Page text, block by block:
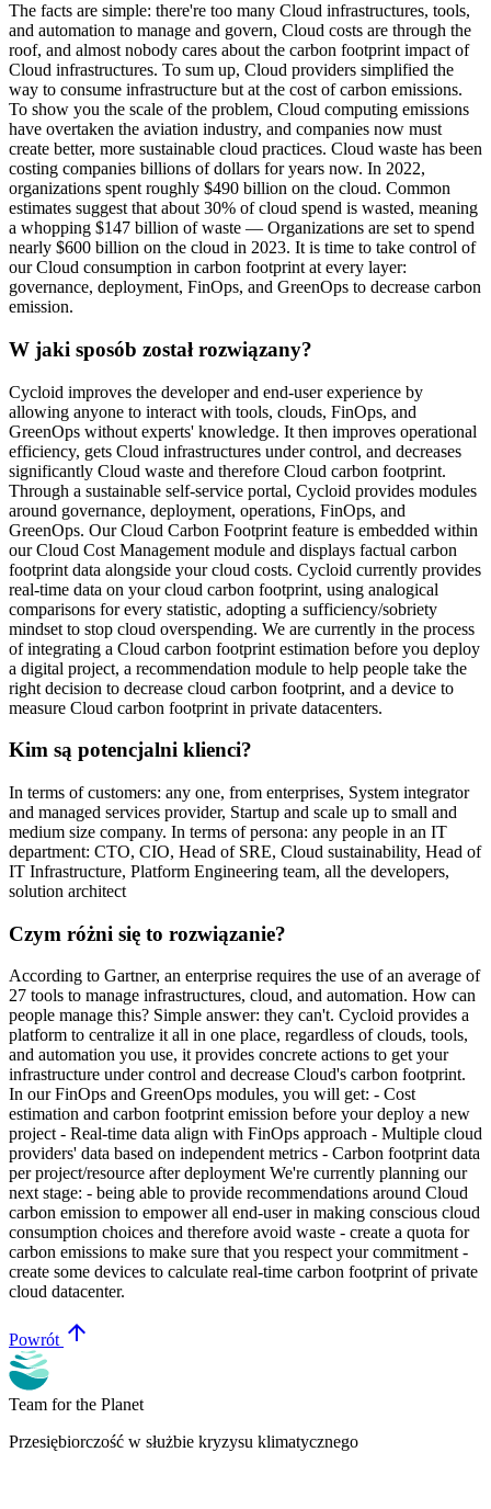
The facts are simple: there're too many Cloud infrastructures, tools,
and automation to manage and govern, Cloud costs are through the
roof, and almost nobody cares about the carbon footprint impact of
Cloud infrastructures. To sum up, Cloud providers simplified the
way to consume infrastructure but at the cost of carbon emissions.
To show you the scale of the problem, Cloud computing emissions
have overtaken the aviation industry, and companies now must
create better, more sustainable cloud practices. Cloud waste has been
costing companies billions of dollars for years now. In 2022,
organizations spent roughly $490 billion on the cloud. Common
estimates suggest that about 30% of cloud spend is wasted, meaning
a whopping $147 billion of waste — Organizations are set to spend
nearly $600 billion on the cloud in 2023. It is time to take control of
our Cloud consumption in carbon footprint at every layer:
governance, deployment, FinOps, and GreenOps to decrease carbon
emission.
W jaki sposób został rozwiązany?
Cycloid improves the developer and end-user experience by
allowing anyone to interact with tools, clouds, FinOps, and
GreenOps without experts' knowledge. It then improves operational
efficiency, gets Cloud infrastructures under control, and decreases
significantly Cloud waste and therefore Cloud carbon footprint.
Through a sustainable self-service portal, Cycloid provides modules
around governance, deployment, operations, FinOps, and
GreenOps. Our Cloud Carbon Footprint feature is embedded within
our Cloud Cost Management module and displays factual carbon
footprint data alongside your cloud costs. Cycloid currently provides
real-time data on your cloud carbon footprint, using analogical
comparisons for every statistic, adopting a sufficiency/sobriety
mindset to stop cloud overspending. We are currently in the process
of integrating a Cloud carbon footprint estimation before you deploy
a digital project, a recommendation module to help people take the
right decision to decrease cloud carbon footprint, and a device to
measure Cloud carbon footprint in private datacenters.
Kim są potencjalni klienci?
In terms of customers: any one, from enterprises, System integrator
and managed services provider, Startup and scale up to small and
medium size company. In terms of persona: any people in an IT
department: CTO, CIO, Head of SRE, Cloud sustainability, Head of
IT Infrastructure, Platform Engineering team, all the developers,
solution architect
Czym różni się to rozwiązanie?
According to Gartner, an enterprise requires the use of an average of
27 tools to manage infrastructures, cloud, and automation. How can
people manage this? Simple answer: they can't. Cycloid provides a
platform to centralize it all in one place, regardless of clouds, tools,
and automation you use, it provides concrete actions to get your
infrastructure under control and decrease Cloud's carbon footprint.
In our FinOps and GreenOps modules, you will get: - Cost
estimation and carbon footprint emission before your deploy a new
project - Real-time data align with FinOps approach - Multiple cloud
providers' data based on independent metrics - Carbon footprint data
per project/resource after deployment We're currently planning our
next stage: - being able to provide recommendations around Cloud
carbon emission to empower all end-user in making conscious cloud
consumption choices and therefore avoid waste - create a quota for
carbon emissions to make sure that you respect your commitment -
create some devices to calculate real-time carbon footprint of private
cloud datacenter.
Powrót arrow_upward
Team for the Planet
Przesiębiorczość w służbie kryzysu klimatycznego